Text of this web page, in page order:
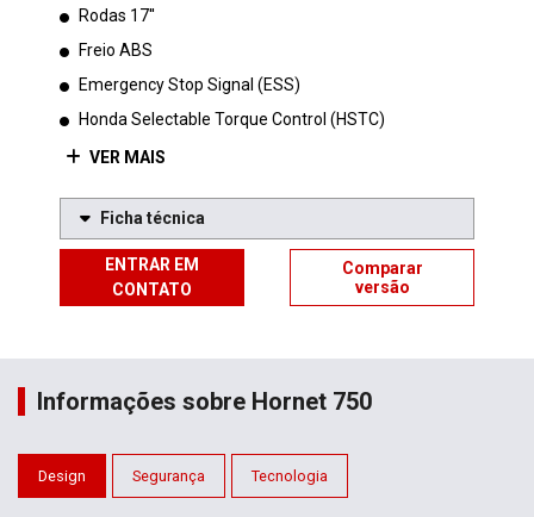
Rodas 17''
Freio ABS
Emergency Stop Signal (ESS)
Honda Selectable Torque Control (HSTC)
VER MAIS
Ficha técnica
ENTRAR EM
CONTATO
Comparar
versão
Informações sobre Hornet 750
Design Segurança Tecnologia